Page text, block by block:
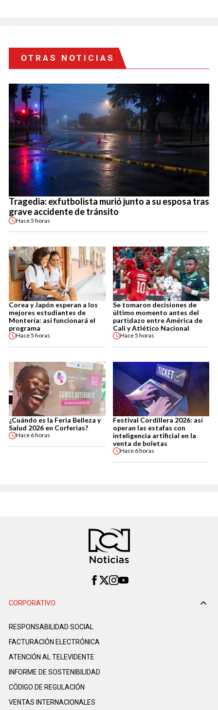
OTRAS NOTICIAS
Tragedia: exfutbolista murió junto a su esposa tras
grave accidente de tránsito
Hace5 horas
Corea y Japón esperan a los
mejores estudiantes de
Montería: así funcionará el
programa
Hace5 horas
Se tomaron decisiones de
último momento antes del
partidazo entre América de
Cali y Atlético Nacional
Hace5 horas
¿Cuándo es la Feria Belleza y
Salud 2026 en Corferias?
Hace 6 horas
Festival Cordillera 2026: así
operan las estafas con
inteligencia artificial en la
venta de boletas
Hace 6 horas
CORPORATIVO
RESPONSABILIDAD SOCIAL
FACTURACIÓN ELECTRÓNICA
ATENCIÓN AL TELEVIDENTE
INFORME DE SOSTENIBILIDAD
CÓDIGO DE REGULACIÓN
VENTAS INTERNACIONALES